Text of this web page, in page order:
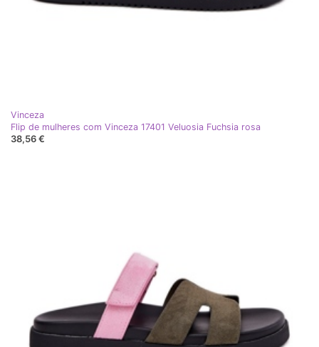
Vinceza
Flip de mulheres com Vinceza 17401 Veluosia Fuchsia rosa
38,56 €